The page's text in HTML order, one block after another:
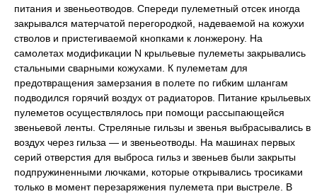
питания и звеньеотводов. Спереди пулеметный отсек иногда
закрывался матерчатой перегородкой, надеваемой на кожухи
стволов и пристегиваемой кнопками к лонжерону. На
самолетах модификации N крыльевые пулеметы закрывались
стальными сварными кожухами. К пулеметам для
предотвращения замерзания в полете по гибким шлангам
подводился горячий воздух от радиаторов. Питание крыльевых
пулеметов осуществлялось при помощи рассыпающейся
звеньевой ленты. Стреляные гильзы и звенья выбрасывались в
воздух через гильза — и звеньеотводы. На машинах первых
серий отверстия для выброса гильз и звеньев были закрыты
подпружиненными лючками, которые открывались тросиками
только в момент перезаряжения пулемета при выстреле. В